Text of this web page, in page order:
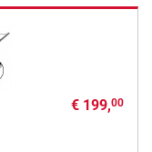
€ 199,00